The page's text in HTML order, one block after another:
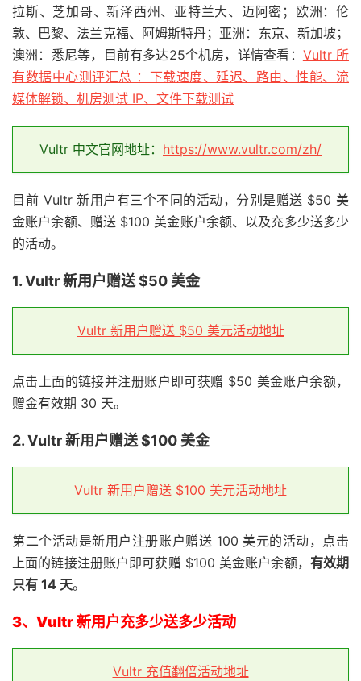
拉斯、芝加哥、新泽西州、亚特兰大、迈阿密；欧洲：伦
敦、巴黎、法兰克福、阿姆斯特丹；亚洲：东京、新加坡；
澳洲：悉尼等，目前有多达25个机房，详情查看： Vultr 所
有数据中心测评汇总 ：下载速度、延迟、路由、性能、流
媒体解锁、机房测试 IP、文件下载测试
Vultr 中文官网地址： https://www.vultr.com/zh/
目前 Vultr 新用户有三个不同的活动，分别是赠送 $50 美
金账户余额、赠送 $100 美金账户余额、以及充多少送多少
的活动。
1. Vultr 新用户赠送 $50 美金
Vultr 新用户赠送 $50 美元活动地址
点击上面的链接并注册账户即可获赠 $50 美金账户余额，
赠金有效期 30 天。
2. Vultr 新用户赠送 $100 美金
Vultr 新用户赠送 $100 美元活动地址
第二个活动是新用户注册账户赠送 100 美元的活动，点击
上面的链接注册账户即可获赠 $100 美金账户余额， 有效期
只有 14 天。
3、Vultr 新用户充多少送多少活动
Vultr 充值翻倍活动地址